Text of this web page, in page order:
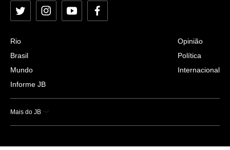
Twitter InstagramYouTubeFacebook
Rio
Brasil
Mundo
Informe JB
Opinião
Política
Internacional
Mais do JB
Esportes